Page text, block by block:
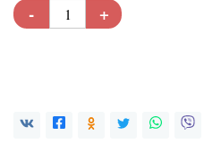
- +